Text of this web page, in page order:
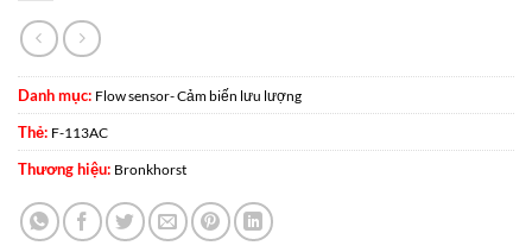
Danh mục: Flow sensor- Cảm biến lưu lượng
Thẻ: F-113AC
Thương hiệu: Bronkhorst